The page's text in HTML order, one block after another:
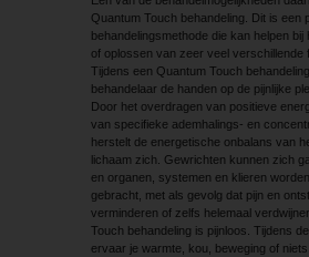
Quantum Touch behandeling. Dit is een
behandelingsmethode die kan helpen bij
of oplossen van zeer veel verschillende
Tijdens een Quantum Touch
behandelaar de handen op de pijnlijke
Door het overdragen van positieve
van specifieke ademhalings- en
herstelt de energetische onbalans van
lichaam zich. Gewrichten kunnen zich
en organen, systemen en klieren
gebracht, met als gevolg dat pijn en
verminderen of zelfs helemaal
Touch behandeling is pijnloos. Tijdens
ervaar je warmte, kou, beweging of